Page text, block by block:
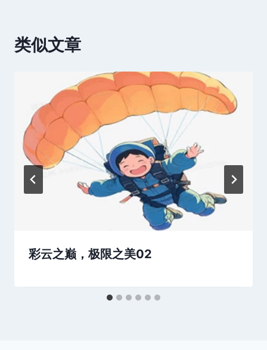
类似文章
彩云之巅，极限之美02